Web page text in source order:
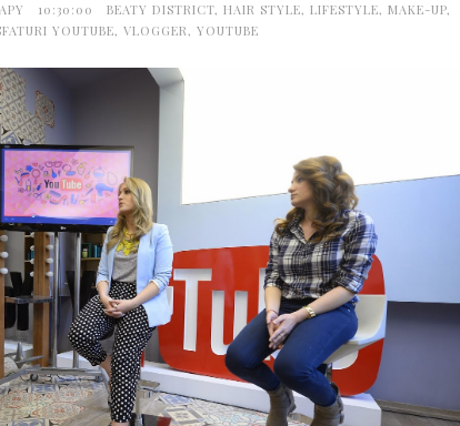
10:30:00 BEATY DISTRICT, HAIR STYLE, LIFESTYLE, MAKE-UP,
YOUTUBE, VLOGGER, YOUTUBE